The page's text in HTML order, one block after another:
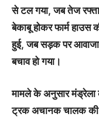
से टल गया, जब तेज
बेकाबू होकर फार्म हाउस
हुई, जब सड़क पर
बचाव हो गया।
मामले के अनुसार मंड्रेला
ट्रक अचानक चालक की